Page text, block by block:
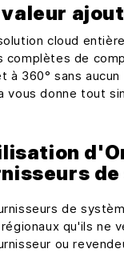
valeur
cloud
complètes de
à 360° sans
vous donne tout
de
de
qu'ils ne
ou